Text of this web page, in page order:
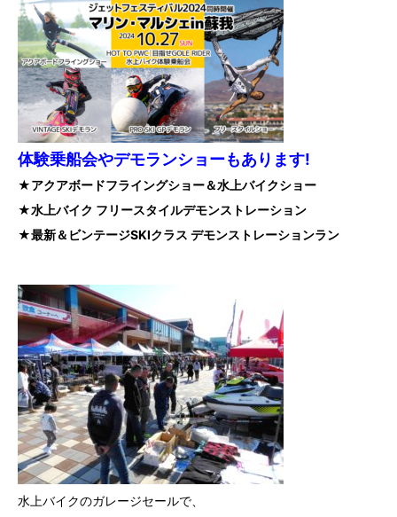
体験乗船会やデモランショーもあります!
★アクアボードフライングショー＆水上バイクショー
★水上バイク フリースタイルデモンストレーション
★最新＆ビンテージSKIクラス デモンストレーションラン
水上バイクのガレージセールで、